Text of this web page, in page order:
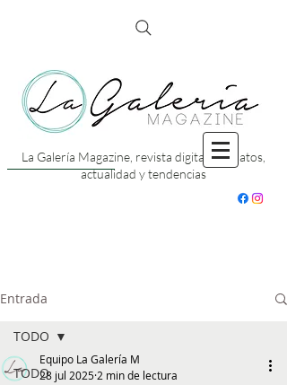
La Galería Magazine, revista digital con datos,
actualidad y tendencias
Entrada
TODO
TODO
Equipo La Galería M
28 jul 2025 2 min de lectura